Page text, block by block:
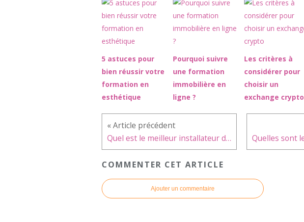
5 astuces pour
bien réussir votre
formation en
esthétique
Pourquoi suivre
une formation
immobilière en
ligne ?
Les critères à
considérer pour
choisir un
exchange crypto
Quel est le meilleur installateur d'adoucisseur d'eau dans le 72 ?
COMMENTER CET ARTICLE
Ajouter un commentaire